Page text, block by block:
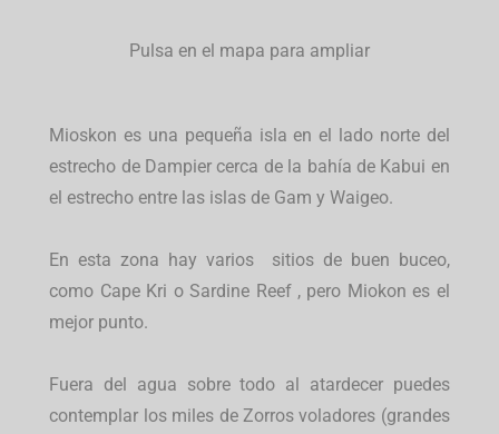
Pulsa en el mapa para ampliar
Mioskon es una pequeña isla en el lado norte del
estrecho de Dampier cerca de la bahía de Kabui en
el estrecho entre las islas de Gam y Waigeo.
En esta zona hay varios sitios de buen buceo,
como Cape Kri o Sardine Reef , pero Miokon es el
mejor punto.
Fuera del agua sobre todo al atardecer puedes
contemplar los miles de Zorros voladores (grandes